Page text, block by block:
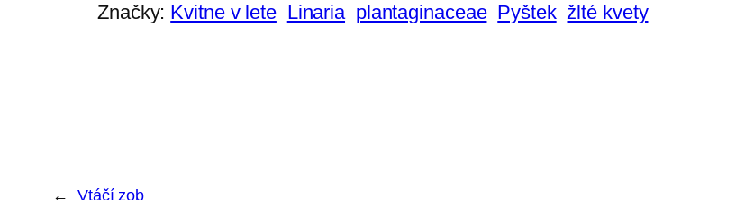
Značky: Kvitne v lete Linaria plantaginaceae Pyštek žlté kvety
← Vtáčí zob